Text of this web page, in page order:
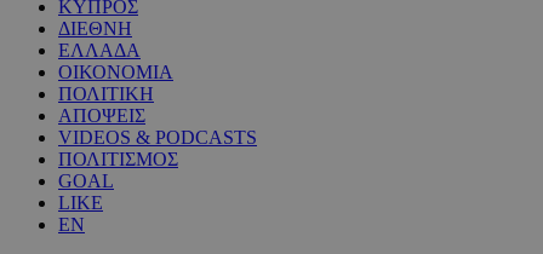
ΚΥΠΡΟΣ
ΔΙΕΘΝΗ
ΕΛΛΑΔΑ
ΟΙΚΟΝΟΜΙΑ
ΠΟΛΙΤΙΚΗ
ΑΠΟΨΕΙΣ
VIDEOS & PODCASTS
ΠΟΛΙΤΙΣΜΟΣ
GOAL
LIKE
EN